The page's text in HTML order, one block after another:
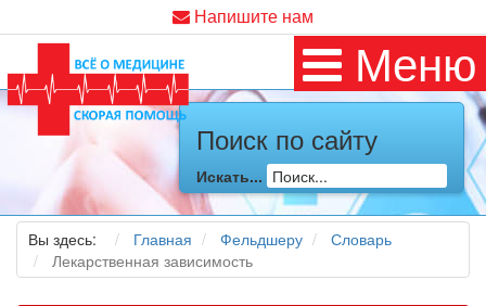
Напишите нам
Меню
Поиск по сайту
Искать...
Вы здесь: Главная Фельдшеру
Словарь
Лекарственная зависимость
Как я заболел во время локдауна?
Это странная ситуация: вы соблюдали все меры
предосторожности COVID-19 (вы почти все время дома),
но, тем не менее, вы каким-то образом простудились. Вы
можете задаться...